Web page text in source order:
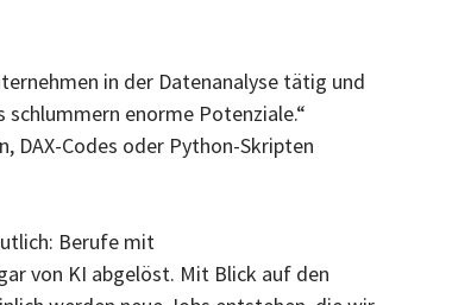
in der Datenanalyse tätig und
enorme Potenziale.“
DAX-Codes oder Python-Skripten
Berufe mit
von KI abgelöst. Mit Blick auf den